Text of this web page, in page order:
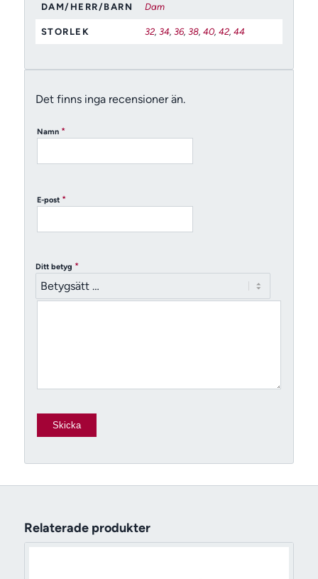
DAM/HERR/BARN Dam
STORLEK 32, 34, 36, 38, 40, 42, 44
Det finns inga recensioner än.
Namn *
E-post *
Ditt betyg *
Relaterade produkter